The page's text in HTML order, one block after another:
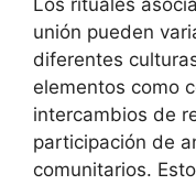
Los rituales
unión pueden
diferentes
elementos como
intercambios de
participación de
comunitarios.